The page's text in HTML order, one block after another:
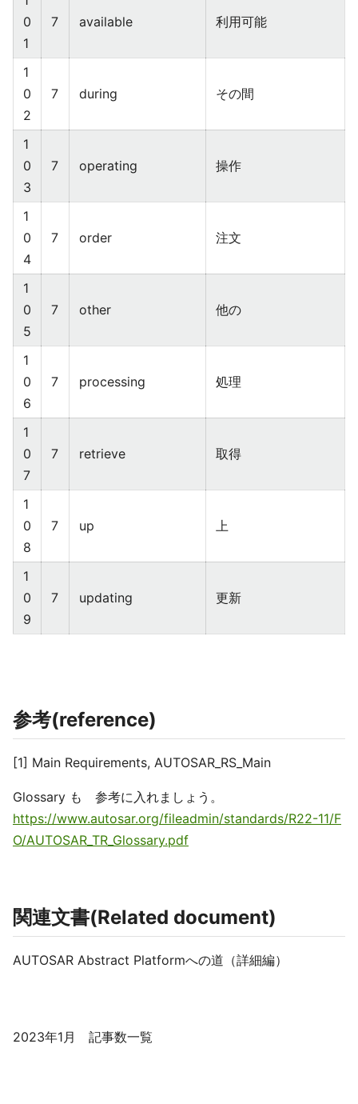
0
1
7 available 利用可能
1
0
2
7 during その間
1
0
3
7 operating 操作
1
0
4
7 order 注文
1
0
5
7 other 他の
1
0
6
7 processing 処理
1
0
7
7 retrieve 取得
1
0
8
7 up 上
1
0
9
7 updating 更新
参考(reference)
[1] Main Requirements, AUTOSAR_RS_Main
Glossary も 参考に入れましょう。
https://www.autosar.org/fileadmin/standards/R22-11/F
O/AUTOSAR_TR_Glossary.pdf
関連文書(Related document)
AUTOSAR Abstract Platformへの道（詳細編）
2023年1月 記事数一覧